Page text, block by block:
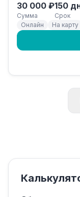
30 000 ₽
Сумма
150
Срок
Онлайн
На карту